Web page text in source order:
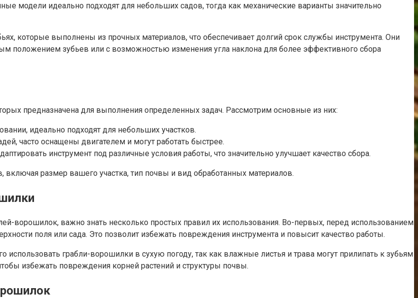
модели идеально подходят для небольших садов, тогда как механические варианты значительно
которые выполнены из прочных материалов, что обеспечивает долгий срок службы инструмента. Они
положением зубьев или с возможностью изменения угла наклона для более эффективного сбора
предназначена для выполнения определенных задач. Рассмотрим основные из них:
идеально подходят для небольших участков.
часто оснащены двигателем и могут работать быстрее.
инструмент под различные условия работы, что значительно улучшает качество сбора.
размер вашего участка, тип почвы и вид обработанных материалов.
ворошилок, важно знать несколько простых правил их использования. Во-первых, перед использованием
поля или сада. Это позволит избежать повреждения инструмента и повысит качество работы.
грабли-ворошилки в сухую погоду, так как влажные листья и трава могут прилипать к зубьям
избежать повреждения корней растений и структуры почвы.